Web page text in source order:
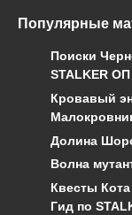
Популярные
Поиски
STALKER ОП
Кровавый
Долина
Волна
Квесты
Гид по